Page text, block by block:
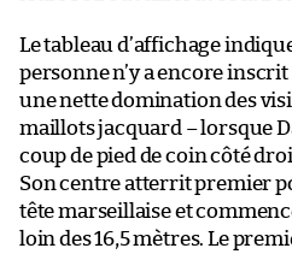
Le tableau d’affichage
personne n’y a encore
une nette domination des
maillots jacquard – lorsque
coup de pied de coin côté
Son centre atterrit premier
tête marseillaise et
loin des 16,5 mètres. Le